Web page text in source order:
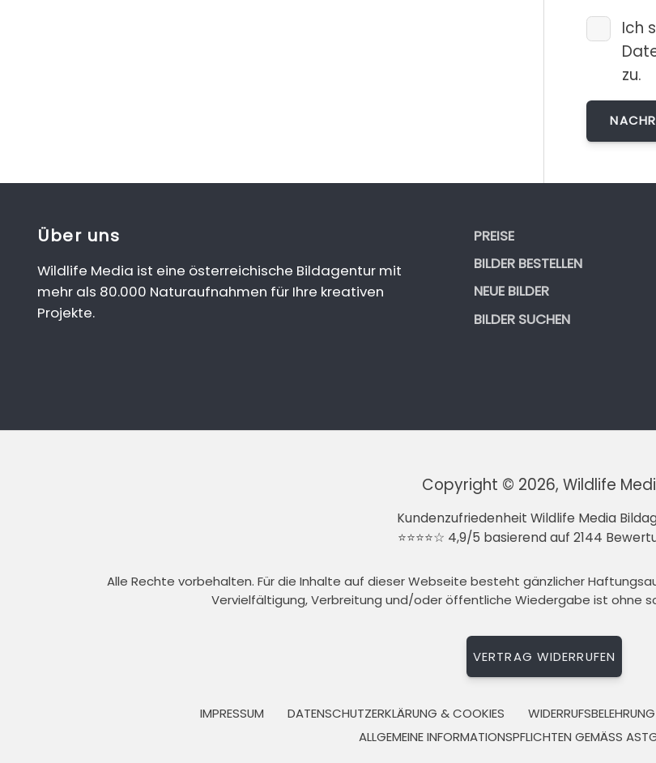
Ich
zu.
Über uns
Wildlife Media ist eine österreichische Bildagentur mit
mehr als 80.000 Naturaufnahmen für Ihre kreativen
Projekte.
PREISE
BILDER BESTELLEN
NEUE BILDER
BILDER SUCHEN
Copyright © 2026, Wildlife
Kundenzufriedenheit Wildlife Media
⭐⭐⭐⭐☆ 4,9/5 basierend auf 2144
Alle Rechte vorbehalten. Für die Inhalte auf dieser Webseite besteht gänzlicher
Vervielfältigung, Verbreitung und/oder öffentliche Wiedergabe ist ohne
VERTRAG WIDERRUFEN
IMPRESSUM DATENSCHUTZERKLÄRUNG & COOKIES WIDERRUFSBELEHRUNG
ALLGEMEINE INFORMATIONSPFLICHTEN GEMÄSS